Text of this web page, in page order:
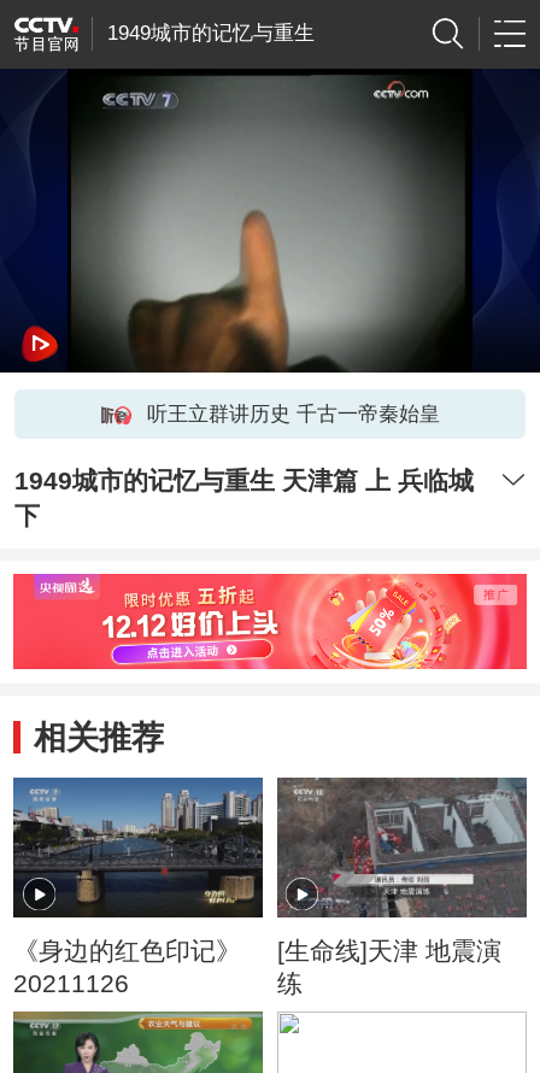
1949城市的记忆与重生
听王立群讲历史 千古一帝秦始皇
1949城市的记忆与重生 天津篇 上 兵临城
下
相关推荐
《身边的红色印记》
20211126
[生命线]天津 地震演
练